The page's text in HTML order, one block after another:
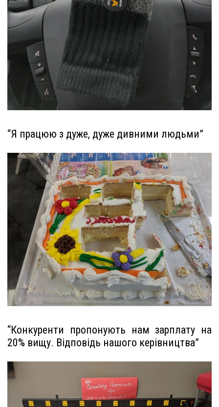
“Я працюю з дуже, дуже дивними людьми”
“Конкуренти пропонують нам зарплату на
20% вищу. Відповідь нашого керівництва”